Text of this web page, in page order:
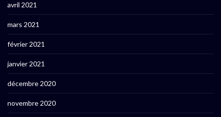
avril 2021
mars 2021
février 2021
janvier 2021
décembre 2020
novembre 2020